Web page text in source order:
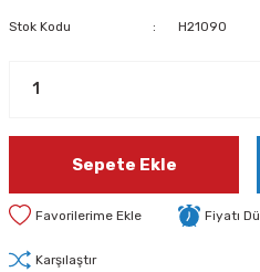
Stok Kodu H21090
Sepete Ekle
Fiyatı
Karşılaştır